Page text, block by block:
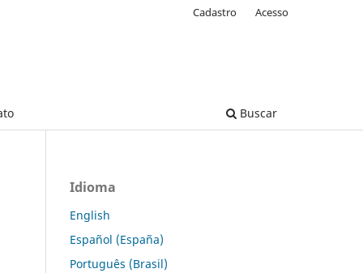
Buscar
Cadastro Acesso
Idioma
English
Español (España)
Português (Brasil)